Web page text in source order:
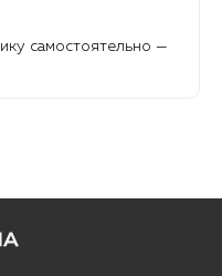
самостоятельно —